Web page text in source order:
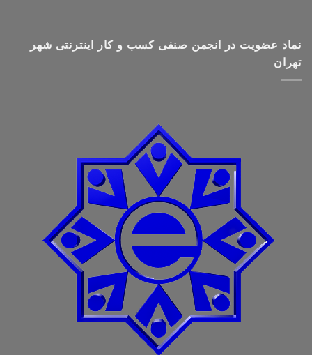
نماد عضویت در انجمن صنفی کسب و کار اینترنتی شهر
تهران